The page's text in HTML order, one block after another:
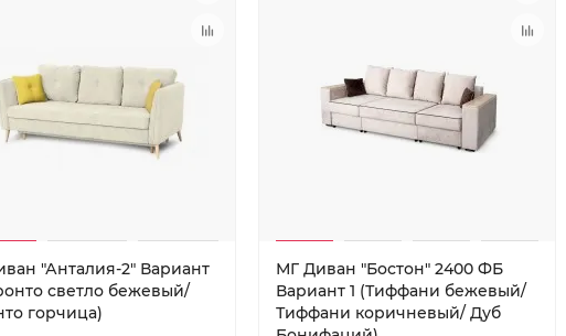
"Анталия-2" Вариант
светло бежевый/
горчица)
МГ Диван "Бостон" 2400 ФБ
Вариант 1 (Тиффани бежевый/
Тиффани коричневый/ Дуб